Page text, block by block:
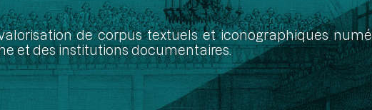
de corpus textuels et iconographiques
et des institutions documentaires.